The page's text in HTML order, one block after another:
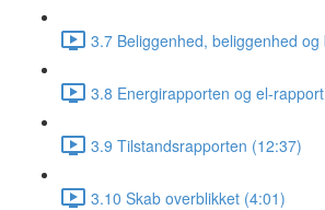
3.7 Beliggenhed, beliggenhed
3.8 Energirapporten og el-
3.9 Tilstandsrapporten (12:37)
3.10 Skab overblikket (4:01)